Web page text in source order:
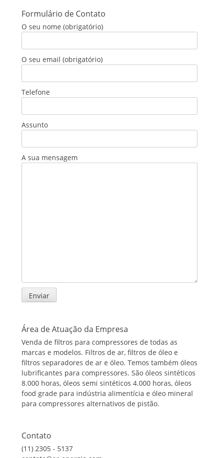
Formulário de Contato
O seu nome (obrigatório)
O seu email (obrigatório)
Telefone
Assunto
A sua mensagem
Área de Atuação da Empresa
Venda de filtros para compressores de todas as
marcas e modelos. Filtros de ar, filtros de óleo e
filtros separadores de ar e óleo. Temos também óleos
lubrificantes para compressores. São óleos sintéticos
8.000 horas, óleos semi sintéticos 4.000 horas, óleos
food grade para indústria alimentícia e óleo mineral
para compressores alternativos de pistão.
Contato
(11) 2305 - 5137